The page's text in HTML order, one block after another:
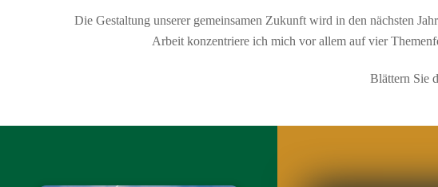
Die Gestaltung unserer gemeinsamen Zukunft wird in den nächsten
Arbeit konzentriere ich mich vor allem auf vier
Blättern Sie